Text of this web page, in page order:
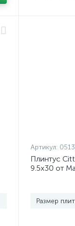
Артикул:
Плинтус
9.5x30 от
Размер